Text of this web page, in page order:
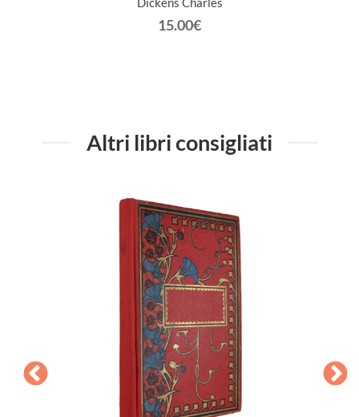
15.00€
Altri libri consigliati